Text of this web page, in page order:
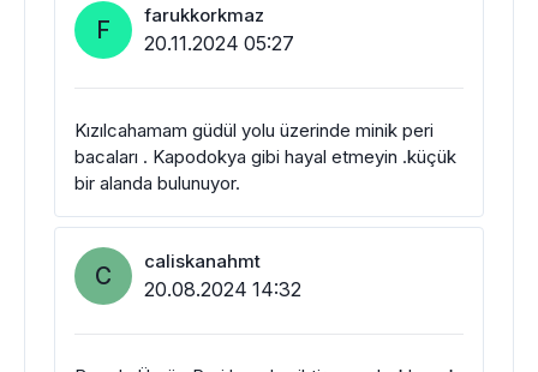
F farukkorkmaz
20.11.2024 05:27
Kızılcahamam güdül yolu üzerinde minik peri
bacaları . Kapodokya gibi hayal etmeyin .küçük
bir alanda bulunuyor.
C caliskanahmt
20.08.2024 14:32